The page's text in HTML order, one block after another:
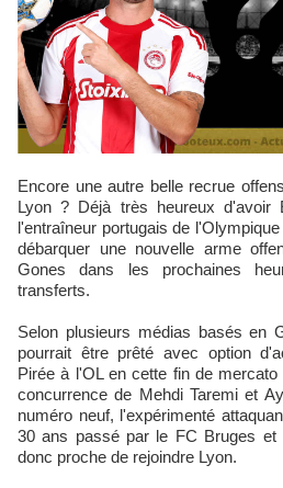
Encore une autre belle recrue offensive pour Paulo Fonseca à
Lyon ? Déjà très heureux d'avoir
l'entraîneur portugais de
débarquer une nouvelle arme
Gones dans les prochaines
transferts.
Selon plusieurs médias basés en
pourrait être prêté avec option
Pirée à l'OL en cette fin de
concurrence de Mehdi Taremi et
numéro neuf, l'expérimenté
30 ans passé par le FC Bruges et
donc proche de rejoindre Lyon.